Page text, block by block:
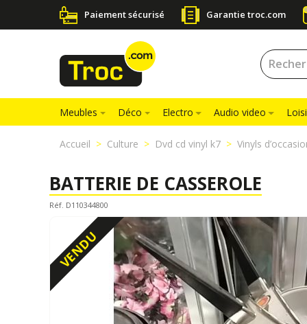
Paiement sécurisé Garantie troc.com
Meubles Déco Electro Audio video
Accueil Culture Dvd cd vinyl k7 Vinyls
BATTERIE DE CASSEROLE
Réf. D110344800
VENDU